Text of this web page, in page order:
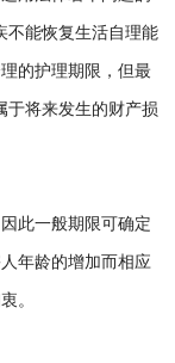
不能恢复生活自理能
的护理期限，但最
于将来发生的财产损
此一般期限可确定
年龄的增加而相应
。